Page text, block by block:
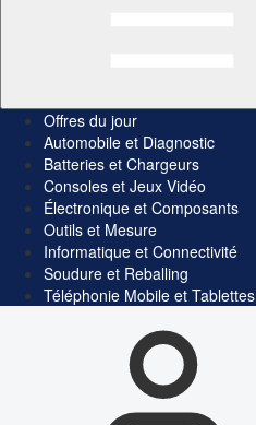
Offres du jour
Automobile et Diagnostic
Batteries et Chargeurs
Consoles et Jeux Vidéo
Électronique et Composants
Outils et Mesure
Informatique et Connectivité
Soudure et Reballing
Téléphonie Mobile et Tablettes